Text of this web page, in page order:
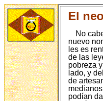
El
No
nuevo
les es
de las
pobreza
lado, y
de
podían